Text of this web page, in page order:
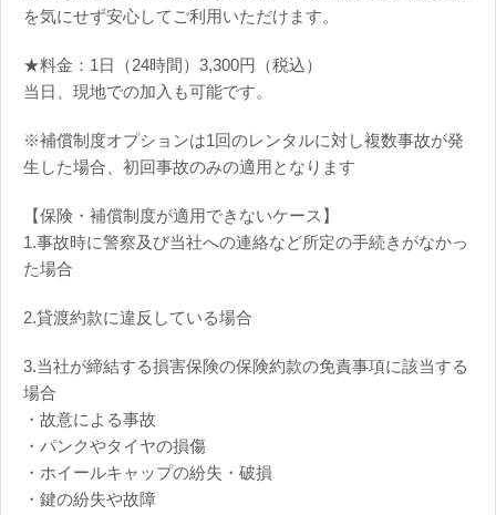
を気にせず安心してご利用いただけます。
★料金：1日（24時間）3,300円（税込）
当日、現地での加入も可能です。
※補償制度オプションは1回のレンタルに対し複数事故が発
生した場合、初回事故のみの適用となります
【保険・補償制度が適用できないケース】
1.事故時に警察及び当社への連絡など所定の手続きがなかっ
た場合
2.貸渡約款に違反している場合
3.当社が締結する損害保険の保険約款の免責事項に該当する
場合
・故意による事故
・パンクやタイヤの損傷
・ホイールキャップの紛失・破損
・鍵の紛失や故障